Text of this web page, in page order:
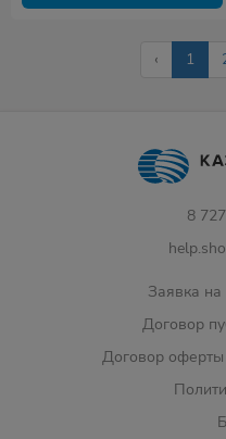
‹ 1
8
Заявка на
Договор
Договор оферты